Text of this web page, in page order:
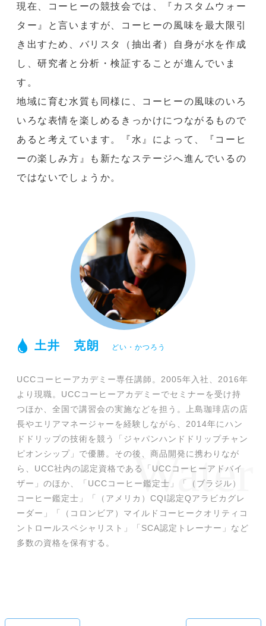
現在、コーヒーの競技会では、『カスタムウォー
ター』と言いますが、コーヒーの風味を最大限引
き出すため、バリスタ（抽出者）自身が水を作成
し、研究者と分析・検証することが進んでいま
す。
地域に育む水質も同様に、コーヒーの風味のいろ
いろな表情を楽しめるきっかけにつながるもので
あると考えています。『水』によって、『コーヒ
ーの楽しみ方』も新たなステージへ進んでいるの
ではないでしょうか。
土井 克朗 どい・かつろう
UCCコーヒーアカデミー専任講師。2005年入社、2016年
より現職。UCCコーヒーアカデミーでセミナーを受け持
つほか、全国で講習会の実施などを担う。上島珈琲店の店
長やエリアマネージャーを経験しながら、2014年にハン
ドドリップの技術を競う「ジャパンハンドドリップチャン
ピオンシップ」で優勝。その後、商品開発に携わりなが
ら、UCC社内の認定資格である「UCCコーヒーアドバイ
ザー」のほか、「UCCコーヒー鑑定士」「（ブラジル）
コーヒー鑑定士」「（アメリカ）CQI認定Qアラビカグレ
ーダー」「（コロンビア）マイルドコーヒークオリティコ
ントロールスペシャリスト」「SCA認定トレーナー」など
多数の資格を保有する。